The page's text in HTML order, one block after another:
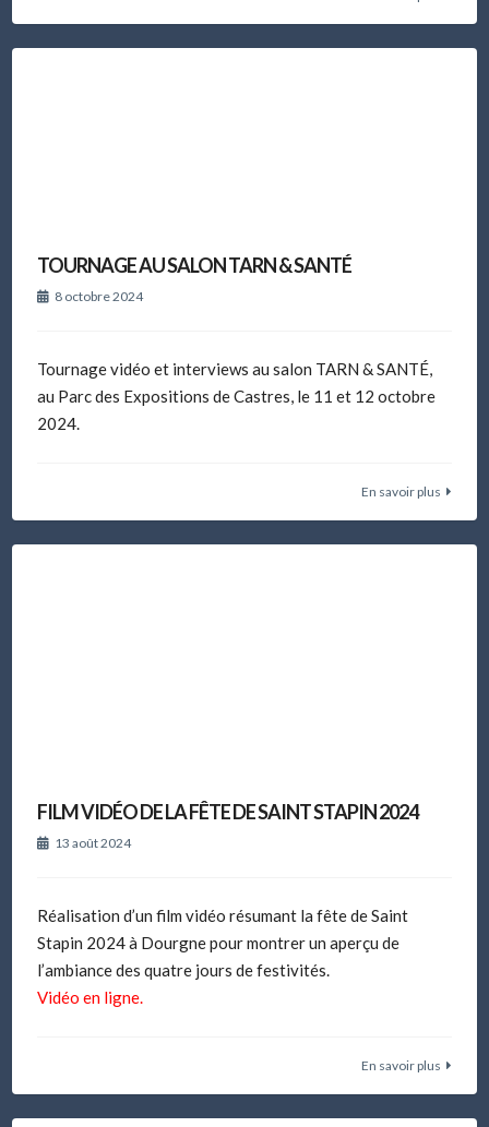
TOURNAGE AU SALON TARN & SANTÉ
8 octobre 2024
Tournage vidéo et interviews au salon TARN & SANTÉ,
au Parc des Expositions de Castres, le 11 et 12 octobre
2024.
En savoir plus
FILM VIDÉO DE LA FÊTE DE SAINT STAPIN 2024
13 août 2024
Réalisation d’un film vidéo résumant la fête de Saint
Stapin 2024 à Dourgne pour montrer un aperçu de
l’ambiance des quatre jours de festivités.
Vidéo en ligne.
En savoir plus